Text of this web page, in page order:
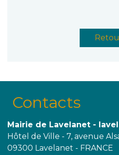
Contacts
Mairie de Lavelanet -
Hôtel de Ville - 7, avenue
09300 Lavelanet - FRANCE